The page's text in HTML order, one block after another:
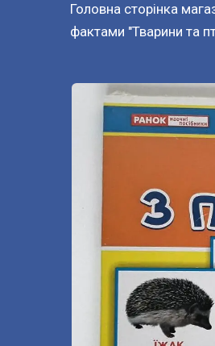
Головна сторінка
фактами "Тварини та